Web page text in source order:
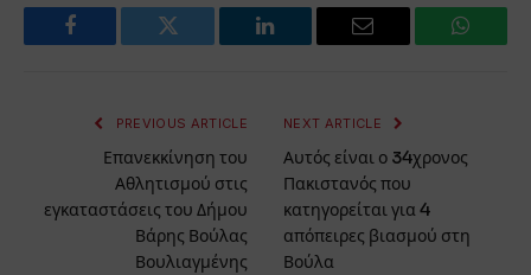
Facebook Twitter LinkedIn Email
PREVIOUS ARTICLE
Επανεκκίνηση του
Αθλητισμού στις
εγκαταστάσεις του Δήμου
Βάρης Βούλας
Βουλιαγμένης
NEXT ARTICLE
Αυτός είναι ο 34χρονος
Πακιστανός που
κατηγορείται για 4
απόπειρες βιασμού στη
Βούλα